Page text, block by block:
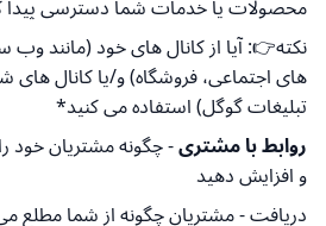
محصولات یا خدمات شما دسترسی پیدا
نکته👉: آیا از کانال های خود (مانند
های اجتماعی، فروشگاه) و/یا کانال های
تبلیغات گوگل) استفاده می کنید*
روابط با مشتری- چگونه مشتریان خود
و افزایش دهید
دریافت - مشتریان چگونه از شما مطلع